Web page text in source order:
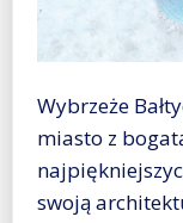
Wybrzeże
miasto z
swoją